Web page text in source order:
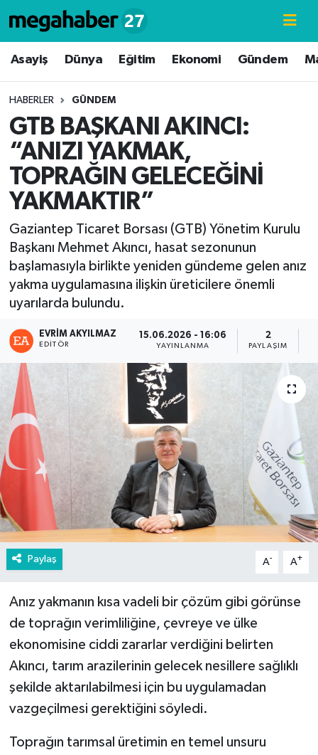
Asayiş Dünya Eğitim Ekonomi Gündem
HABERLER GÜNDEM
GTB BAŞKANI AKINCI:
“ANIZI YAKMAK,
TOPRAĞIN GELECEĞİNİ
YAKMAKTIR”
Gaziantep Ticaret Borsası (GTB) Yönetim Kurulu
Başkanı Mehmet Akıncı, hasat sezonunun
başlamasıyla birlikte yeniden gündeme gelen anız
yakma uygulamasına ilişkin üreticilere önemli
uyarılarda bulundu.
EVRIM AKYILMAZ
EDITÖR
15.06.2026 - 16:06
YAYINLANMA
2
PAYLAŞIM
Paylaş A- A+
Anız yakmanın kısa vadeli bir çözüm gibi görünse
de toprağın verimliliğine, çevreye ve ülke
ekonomisine ciddi zararlar verdiğini belirten
Akıncı, tarım arazilerinin gelecek nesillere sağlıklı
şekilde aktarılabilmesi için bu uygulamadan
vazgeçilmesi gerektiğini söyledi.
Toprağın tarımsal üretimin en temel unsuru
Hava Durumu
Süper Lig Puan Durumu ve Fikstür
Tüm Manşetler
Son Dakika Haberleri
Haber Arşivi